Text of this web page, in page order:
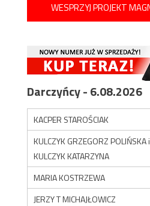
WESPRZYJ PROJEKT
Darczyńcy - 6.08.2026
KACPER STAROŚCIAK
KULCZYK GRZEGORZ POLIŃSKA i
KULCZYK KATARZYNA
MARIA KOSTRZEWA
JERZY T MICHAJŁOWICZ